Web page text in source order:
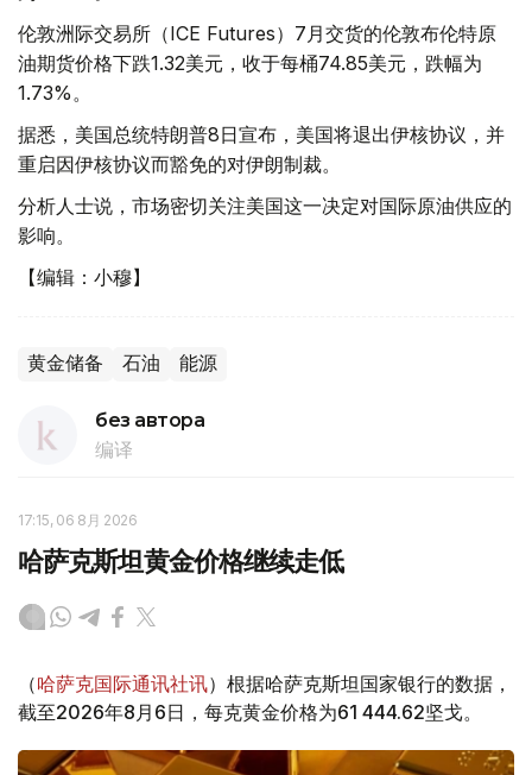
伦敦洲际交易所（ICE Futures）7月交货的伦敦布伦特原
油期货价格下跌1.32美元，收于每桶74.85美元，跌幅为
1.73%。
据悉，美国总统特朗普8日宣布，美国将退出伊核协议，并
重启因伊核协议而豁免的对伊朗制裁。
分析人士说，市场密切关注美国这一决定对国际原油供应的
影响。
【编辑：小穆】
黄金储备 石油 能源
без автора
编译
17:15, 06 8月 2026
哈萨克斯坦黄金价格继续走低
（哈萨克国际通讯社讯）根据哈萨克斯坦国家银行的数据，
截至2026年8月6日，每克黄金价格为61 444.62坚戈。